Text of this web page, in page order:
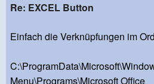
Re: EXCEL Button
Einfach die Verknüpfungen im
Menu\Programs\Microsoft Office